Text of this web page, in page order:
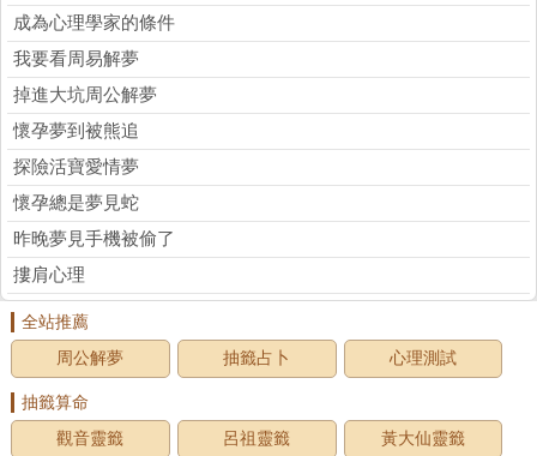
成為心理學家的條件
我要看周易解夢
掉進大坑周公解夢
懷孕夢到被熊追
探險活寶愛情夢
懷孕總是夢見蛇
昨晚夢見手機被偷了
摟肩心理
全站推薦
周公解夢
抽籤占卜 心理測試
抽籤算命
觀音靈籤
呂祖靈籤 黃大仙靈籤